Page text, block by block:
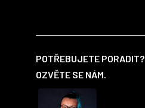
POTŘEBUJETE PORADIT?
OZVĚTE SE NÁM.